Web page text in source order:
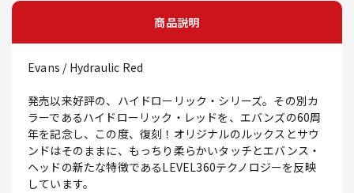
商品説明
Evans / Hydraulic Red
発売以来好評の、ハイドローリック・シリーズ。その別カ
ラーであるハイドローリック・レッドを、エバンズの60周
年を記念し、この度、復刻！オリジナルのルックスとサウ
ンドはそのままに、もっちり柔らかいタッチとエバンス・
ヘッドの新たな特徴であるLEVEL360テクノロジーを反映
しています。